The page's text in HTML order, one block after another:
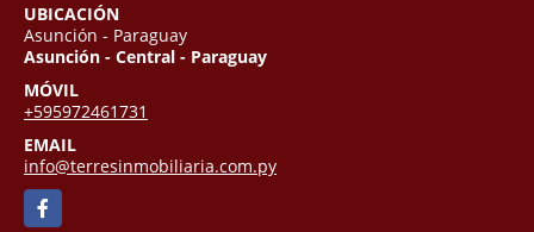
UBICACIÓN
Asunción - Paraguay
Asunción - Central - Paraguay
MÓVIL
+595972461731
EMAIL
info@terresinmobiliaria.com.py
Facebook